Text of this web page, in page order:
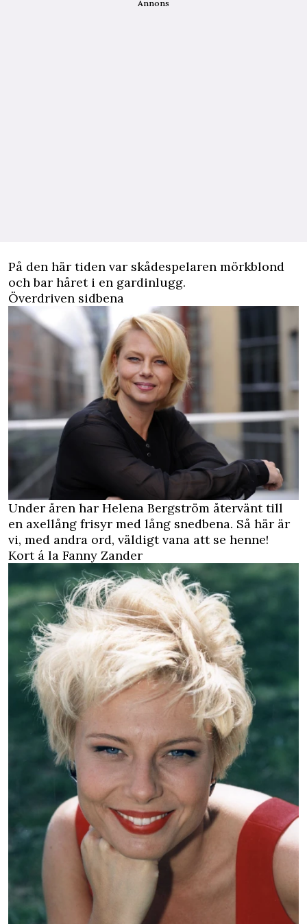
Annons
På den här tiden var skådespelaren mörkblond
och bar håret i en gardinlugg.
Överdriven sidbena
Under åren har Helena Bergström återvänt till
en axellång frisyr med lång snedbena. Så här är
vi, med andra ord, väldigt vana att se henne!
Kort á la Fanny Zander